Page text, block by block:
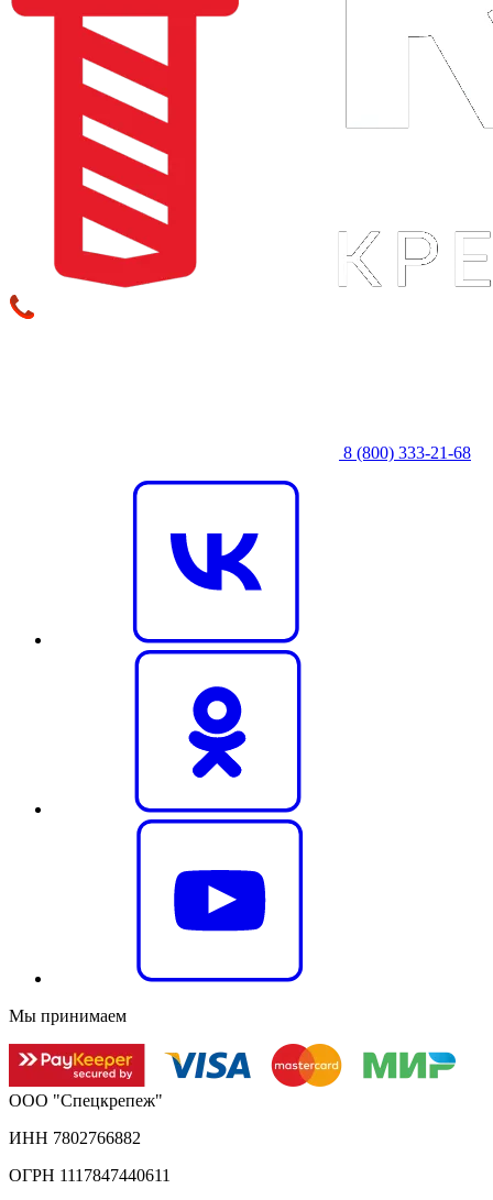
8 (800) 333‑21-68
Мы принимаем
ООО "Спецкрепеж"
ИНН 7802766882
ОГРН 1117847440611